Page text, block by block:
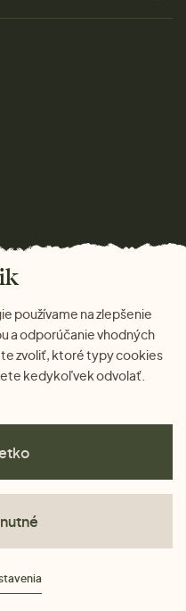
používame na zlepšenie
a odporúčanie vhodných
zvoliť, ktoré typy cookies
kedykoľvek odvolať.